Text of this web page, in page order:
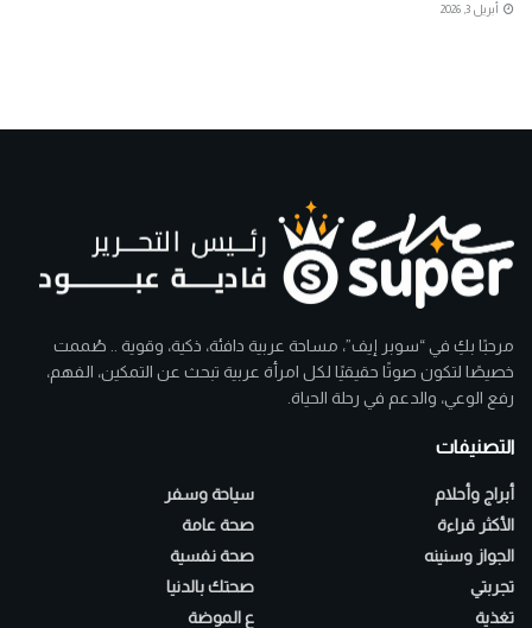
أبريل 3, 2026
مرحبًا بكِ في “سوبر إيف”، مساحة عربية دافئة، ذكية، وقوية .. صُممت
خصيصًا لتكون صوتًا حقيقيًا لكل امرأة عربية تبحث عن التمكين، الفهم،
رفع الوعي، والدعم في رحلة الحياة.
التصنيفات
أبراج وأحلام
الأكثر قراءة
الجواز وسنينه
تجربتي
تغذية
سياحة وسفر
صحة عامة
صحة نفسية
صحتك بالدنيا
ع الموضة